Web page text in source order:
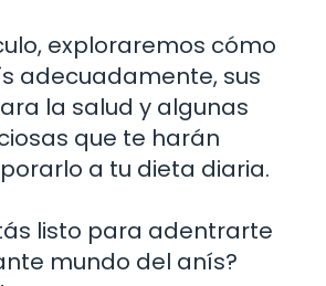
exploraremos cómo
adecuadamente, sus
la salud y algunas
que te harán
a tu dieta diaria.
listo para adentrarte
mundo del anís?